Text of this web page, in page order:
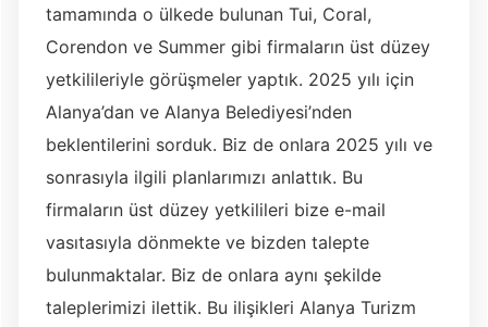
tamamında o ülkede bulunan Tui, Coral,
Corendon ve Summer gibi firmaların üst düzey
yetkilileriyle görüşmeler yaptık. 2025 yılı için
Alanya’dan ve Alanya Belediyesi’nden
beklentilerini sorduk. Biz de onlara 2025 yılı ve
sonrasıyla ilgili planlarımızı anlattık. Bu
firmaların üst düzey yetkilileri bize e-mail
vasıtasıyla dönmekte ve bizden talepte
bulunmaktalar. Biz de onlara aynı şekilde
taleplerimizi ilettik. Bu ilişikleri Alanya Turizm